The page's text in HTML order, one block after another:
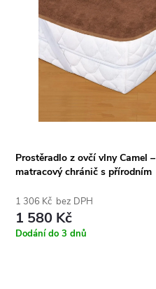
Prostěradlo z ovčí vlny Camel –
matracový chránič s přírodním
1 306 Kč bez DPH
1 580 Kč
Dodání do 3 dnů